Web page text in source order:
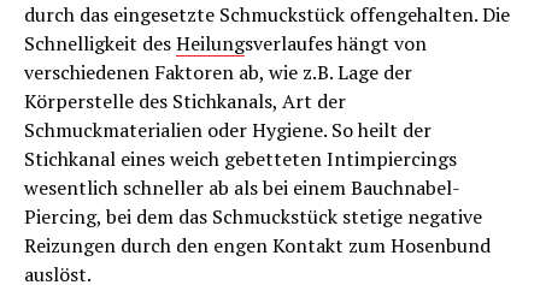
durch das eingesetzte Schmuckstück offengehalten. Die
Schnelligkeit desHeilungsverlaufes hängt von
verschiedenen Faktoren ab, wie z.B. Lage der
Körperstelle des Stichkanals, Art der
Schmuckmaterialien oder Hygiene. So heilt der
Stichkanal eines weich gebetteten Intimpiercings
wesentlich schneller ab als bei einem Bauchnabel-
Piercing, bei dem das Schmuckstück stetige negative
Reizungen durch den engen Kontakt zum Hosenbund
auslöst.